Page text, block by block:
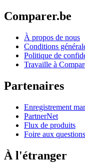
Comparer.be
À propos de nous
Conditions
Politique de
Travaille à
Partenaires
Enregistrement
PartnerNet
Flux de produits
Foire aux questions
À l'étranger